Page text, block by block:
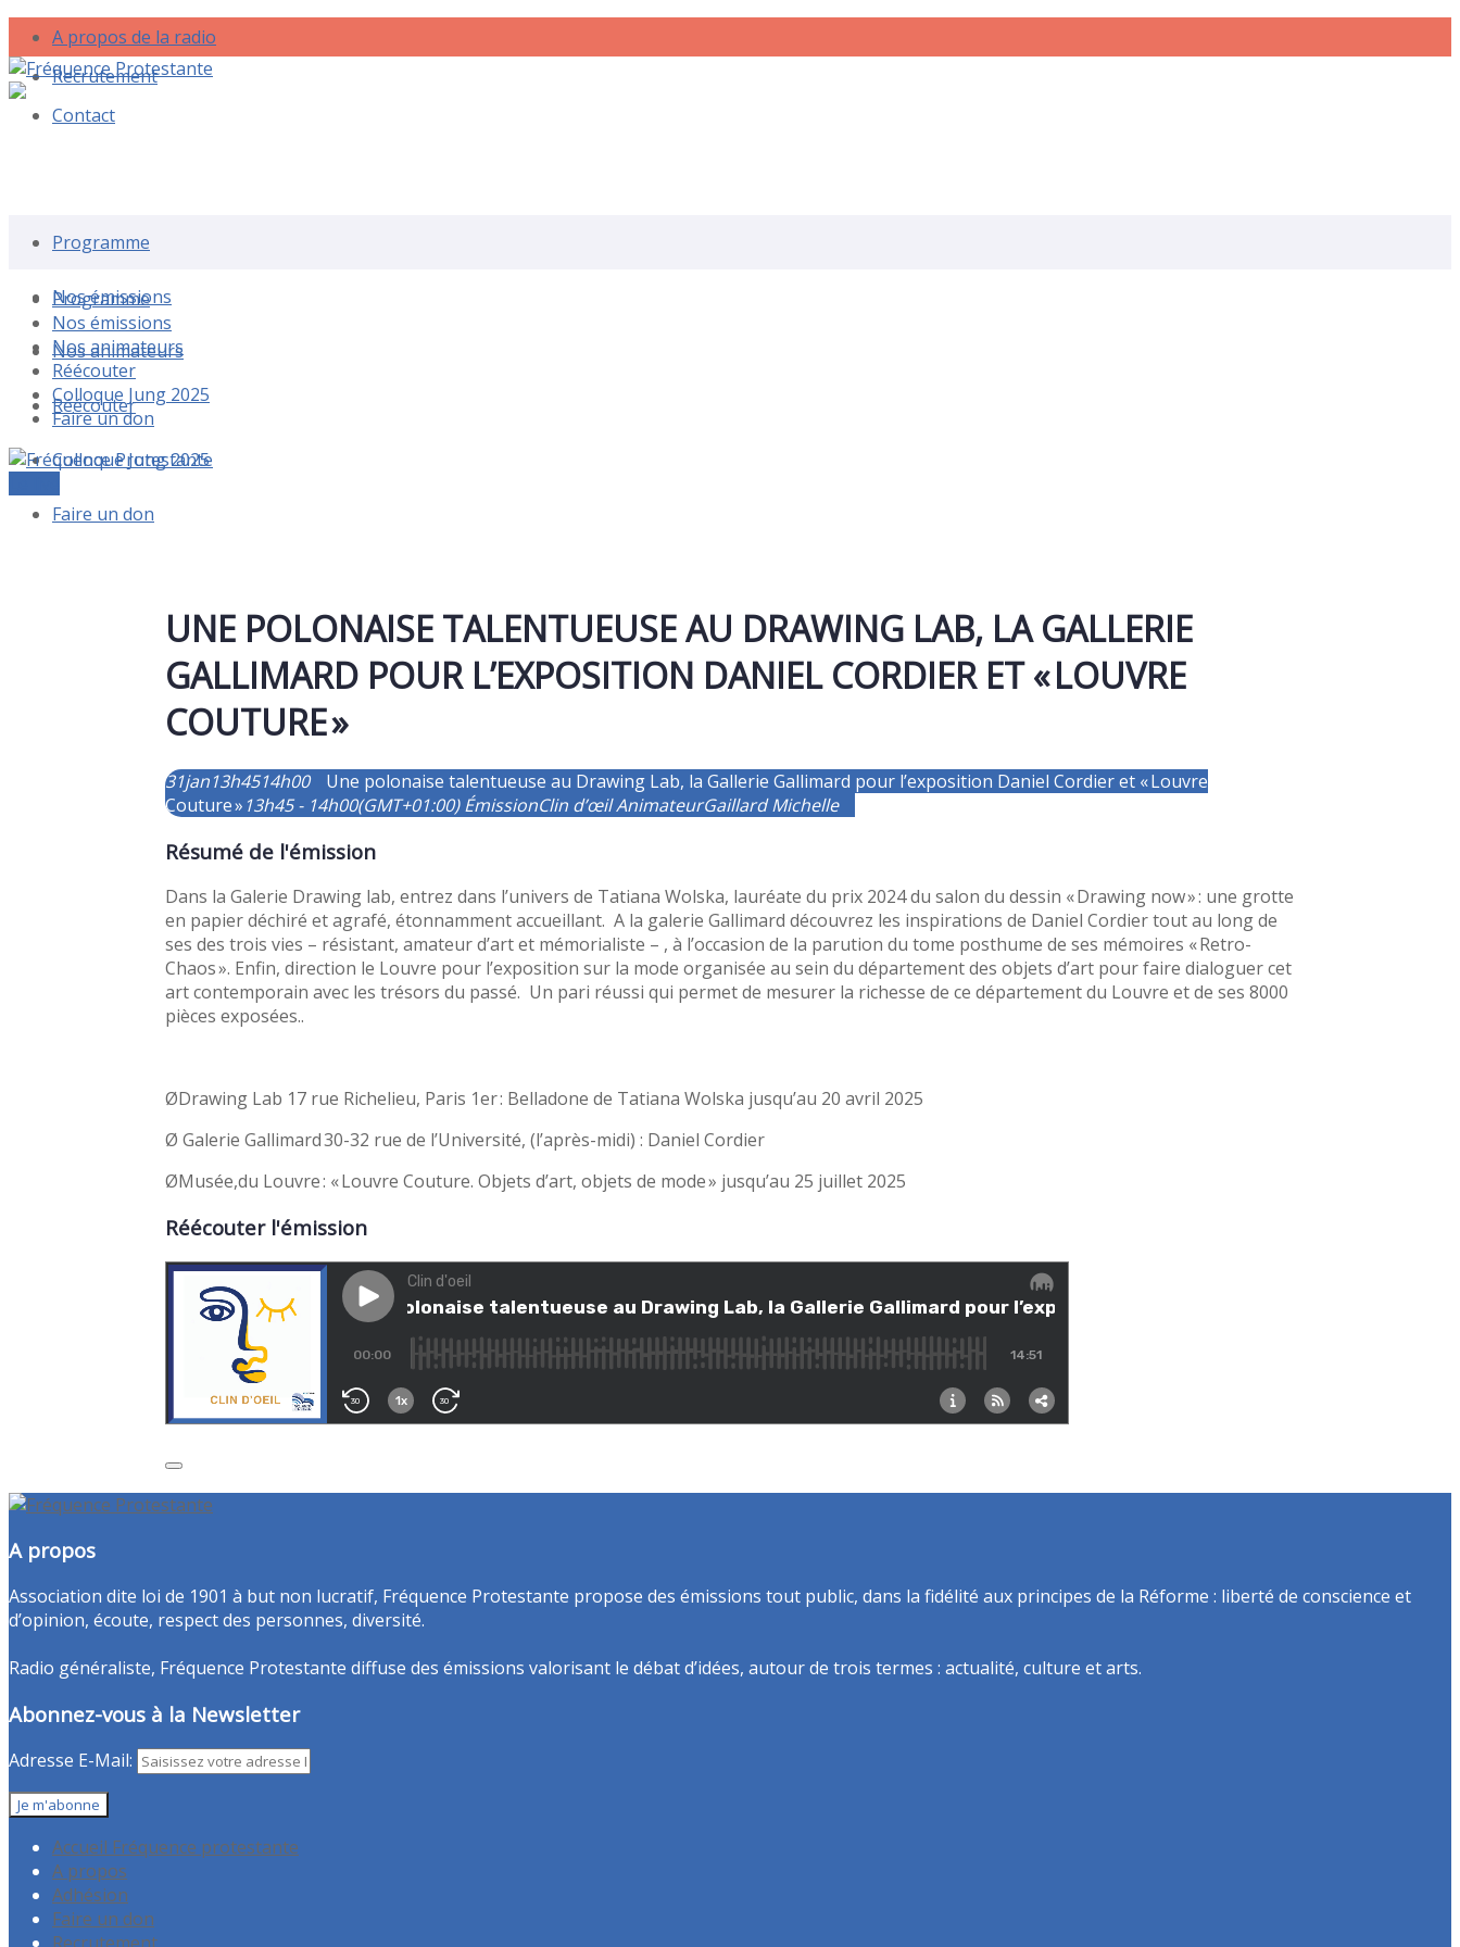
A propos de la radio
Recrutement
Contact
Programme
Nos émissions
Nos animateurs
Réécouter
Colloque Jung 2025
Faire un don
Programme
Nos émissions
Nos animateurs
Réécouter
Colloque Jung 2025
Faire un don
UNE POLONAISE TALENTUEUSE AU DRAWING LAB, LA GALLERIE
GALLIMARD POUR L’EXPOSITION DANIEL CORDIER ET « LOUVRE
COUTURE »
31jan13h4514h00
Une polonaise talentueuse au Drawing Lab, la Gallerie Gallimard pour l’exposition Daniel Cordier et « Louvre
Couture » 13h45 - 14h00(GMT+01:00) ÉmissionClin d’œilAnimateurGaillard Michelle
Résumé de l'émission
Dans la Galerie Drawing lab, entrez dans l’univers de Tatiana Wolska, lauréate du prix 2024 du salon du dessin « Drawing now » : une grotte
en papier déchiré et agrafé, étonnamment accueillant. A la galerie Gallimard découvrez les inspirations de Daniel Cordier tout au long de
ses des trois vies – résistant, amateur d’art et mémorialiste – , à l’occasion de la parution du tome posthume de ses mémoires « Retro-
Chaos ». Enfin, direction le Louvre pour l’exposition sur la mode organisée au sein du département des objets d’art pour faire dialoguer cet
art contemporain avec les trésors du passé. Un pari réussi qui permet de mesurer la richesse de ce département du Louvre et de ses 8000
pièces exposées..
ØDrawing Lab 17 rue Richelieu, Paris 1er: Belladone de Tatiana Wolska jusqu’au 20 avril 2025
Ø Galerie Gallimard 30-32 rue de l’Université, (l’après-midi) : Daniel Cordier
ØMusée,du Louvre : « Louvre Couture. Objets d’art, objets de mode » jusqu’au 25 juillet 2025
Réécouter l'émission
A propos
Association dite loi de 1901 à but non lucratif, Fréquence Protestante propose des émissions tout public, dans la fidélité aux principes de la Réforme : liberté de conscience et
d’opinion, écoute, respect des personnes, diversité.
Radio généraliste, Fréquence Protestante diffuse des émissions valorisant le débat d’idées, autour de trois termes : actualité, culture et arts.
Abonnez-vous à la Newsletter
Adresse E-Mail:
Accueil Fréquence protestante
A propos
Adhésion
Faire un don